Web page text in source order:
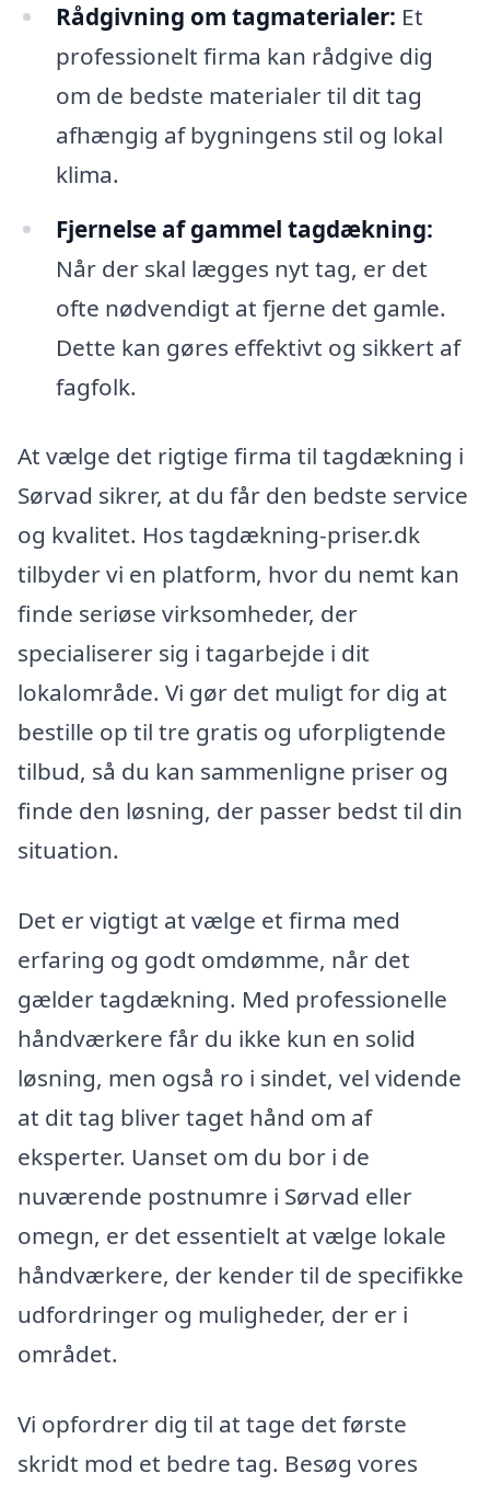
Rådgivning om tagmaterialer: Et
professionelt firma kan rådgive dig
om de bedste materialer til dit tag
afhængig af bygningens stil og lokal
klima.
Fjernelse af gammel tagdækning:
Når der skal lægges nyt tag, er det
ofte nødvendigt at fjerne det gamle.
Dette kan gøres effektivt og sikkert af
fagfolk.
At vælge det rigtige firma til tagdækning i
Sørvad sikrer, at du får den bedste service
og kvalitet. Hos tagdækning-priser.dk
tilbyder vi en platform, hvor du nemt kan
finde seriøse virksomheder, der
specialiserer sig i tagarbejde i dit
lokalområde. Vi gør det muligt for dig at
bestille op til tre gratis og uforpligtende
tilbud, så du kan sammenligne priser og
finde den løsning, der passer bedst til din
situation.
Det er vigtigt at vælge et firma med
erfaring og godt omdømme, når det
gælder tagdækning. Med professionelle
håndværkere får du ikke kun en solid
løsning, men også ro i sindet, vel vidende
at dit tag bliver taget hånd om af
eksperter. Uanset om du bor i de
nuværende postnumre i Sørvad eller
omegn, er det essentielt at vælge lokale
håndværkere, der kender til de specifikke
udfordringer og muligheder, der er i
området.
Vi opfordrer dig til at tage det første
skridt mod et bedre tag. Besøg vores